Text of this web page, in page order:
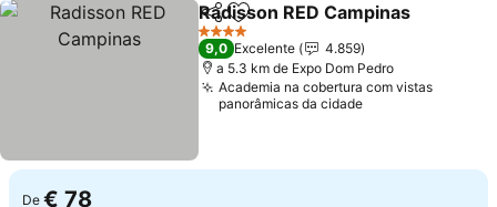
PartilharAdicionar aos favoritos
Radisson RED Campinas
4 Estrelas
9,0 Excelente
4.859
a 5.3 km de Expo Dom Pedro
Academia na cobertura com vistas
panorâmicas da cidade
De € 78